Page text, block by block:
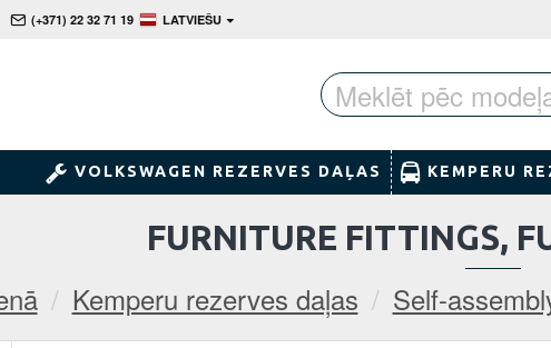
(+371) 22 32 71 19 LATVIEŠU
VOLKSWAGEN REZERVES DAĻAS KEMPERU
Kemperu rezerves daļas Self-
FURNITURE FITTINGS,